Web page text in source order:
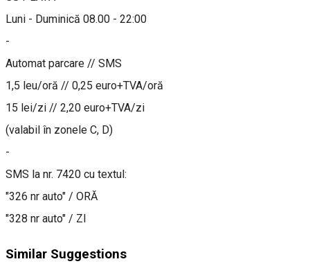
Luni - Duminică 08.00 - 22:00
-
Automat parcare // SMS
1,5 leu/oră // 0,25 euro+TVA/oră
15 lei/zi // 2,20 euro+TVA/zi
(valabil în zonele C, D)
-
SMS la nr. 7420 cu textul:
"326 nr auto" / ORĂ
"328 nr auto" / ZI
Similar Suggestions